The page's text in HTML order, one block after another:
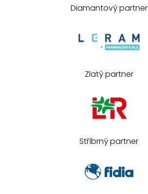
Diamantový partner
Zlatý partner
Stříbrný partner